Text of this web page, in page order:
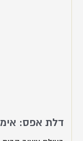
דלת אפס: